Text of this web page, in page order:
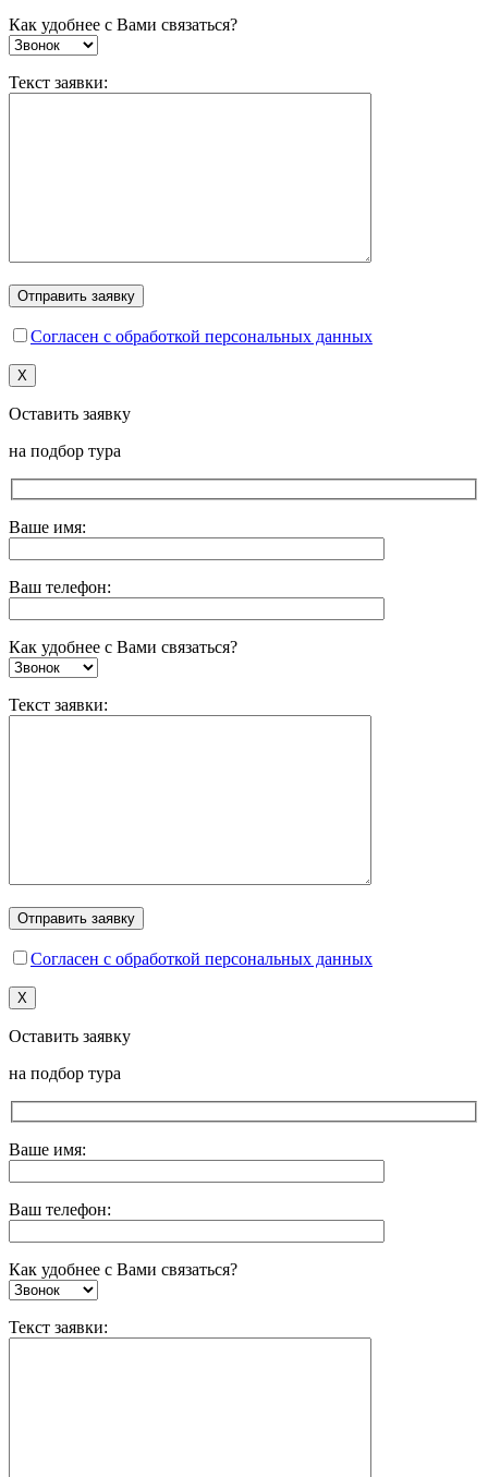
Как удобнее с Вами связаться?
Текст заявки:
Согласен с обработкой персональных данных
X
Оставить заявку
на подбор тура
Ваше имя:
Ваш телефон:
Как удобнее с Вами связаться?
Текст заявки:
Согласен с обработкой персональных данных
X
Оставить заявку
на подбор тура
Ваше имя:
Ваш телефон:
Как удобнее с Вами связаться?
Текст заявки: